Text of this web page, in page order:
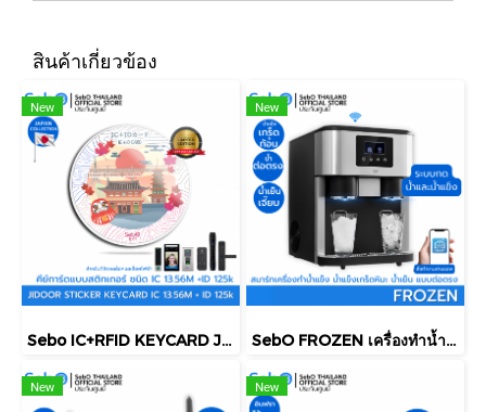
สินค้าเกี่ยวข้อง
New
Sebo IC+RFID KEYCARD Japan Ver. คีย์การ์ด ชนิด IC 12.56M +RFID 125k แบบพวงกุญแจ ใช้กับประตูดิจิตอลและแตะการ์ดลายญี่ปุ่น
New
SebO FROZEN เครื่องทำน้ำแข็งเกล็ด น้ำแข็งก้อน น้ำเย็นเจี๊ยบ กดไม่ต้องตัก ต่อน้ำตรง ทำน้ำแข็งรวดเร็ว 18ลิตร/วัน พร้อมแอพ
New New